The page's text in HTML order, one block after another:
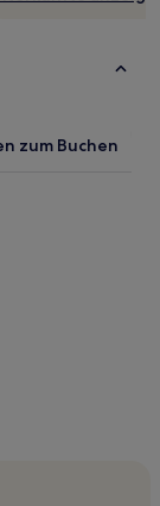
zum Buchen